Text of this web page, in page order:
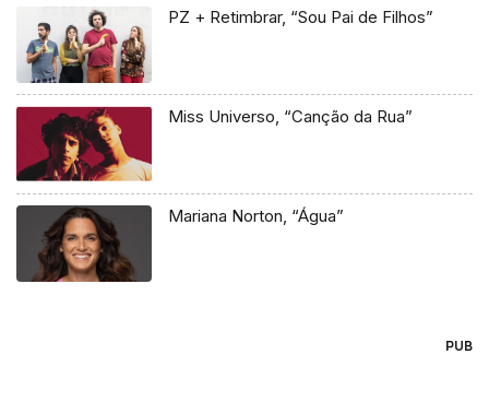
PZ + Retimbrar, “Sou Pai de Filhos”
Miss Universo, “Canção da Rua”
Mariana Norton, “Água”
PUB